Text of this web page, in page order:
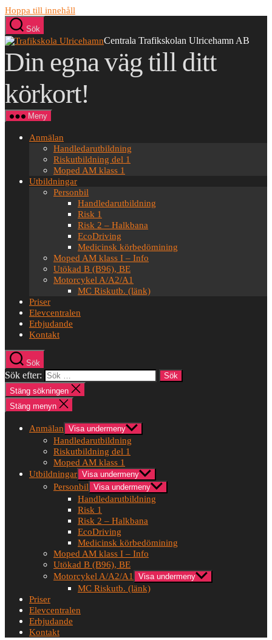
Hoppa till innehåll
Sök
Centrala Trafikskolan Ulricehamn AB
Din egna väg till ditt
körkort!
Meny
Anmälan
Handledarutbildning
Riskutbildning del 1
Moped AM klass 1
Utbildningar
Personbil
Handledarutbildning
Risk 1
Risk 2 – Halkbana
EcoDriving
Medicinsk körbedömining
Moped AM klass I – Info
Utökad B (B96), BE
Motorcykel A/A2/A1
MC Riskutb. (länk)
Priser
Elevcentralen
Erbjudande
Kontakt
Sök
Sök efter:
Stäng sökningen
Stäng menyn
Anmälan Visa undermeny
Handledarutbildning
Riskutbildning del 1
Moped AM klass 1
Utbildningar Visa undermeny
Personbil Visa undermeny
Handledarutbildning
Risk 1
Risk 2 – Halkbana
EcoDriving
Medicinsk körbedömining
Moped AM klass I – Info
Utökad B (B96), BE
Motorcykel A/A2/A1
Visa undermeny
MC Riskutb. (länk)
Priser
Elevcentralen
Erbjudande
Kontakt